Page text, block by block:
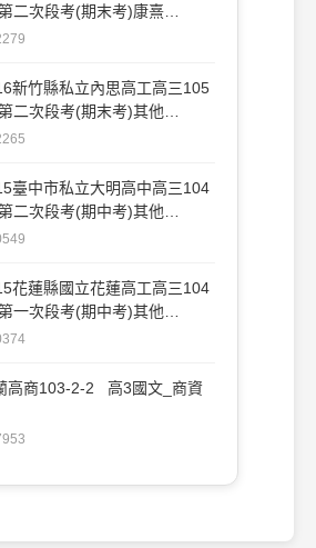
二次段考(期末考)康熹
新竹縣私立內思高工高三105
二次段考(期末考)其他
臺中市私立大明高中高三104
二次段考(期中考)其他
花蓮縣國立花蓮高工高三104
一次段考(期中考)其他
高商103-2-2 高3國文_商資